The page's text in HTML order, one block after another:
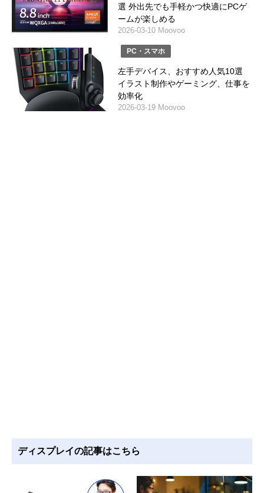
選 外出先でも手軽かつ快適にPCゲ
ームが楽しめる
2026-03-10 Moovoo
PC・スマホ
左手デバイス、おすすめ人気10選
イラスト制作やゲーミング、仕事を
効率化
2026-03-19 Moovoo
ディスプレイの記事はこちら